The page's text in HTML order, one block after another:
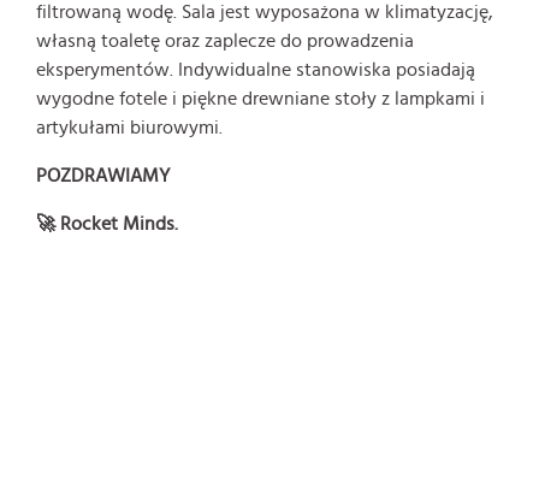
filtrowaną wodę. Sala jest wyposażona w klimatyzację,
własną toaletę oraz zaplecze do prowadzenia
eksperymentów. Indywidualne stanowiska posiadają
wygodne fotele i piękne drewniane stoły z lampkami i
artykułami biurowymi.
POZDRAWIAMY
🚀 Rocket Minds.